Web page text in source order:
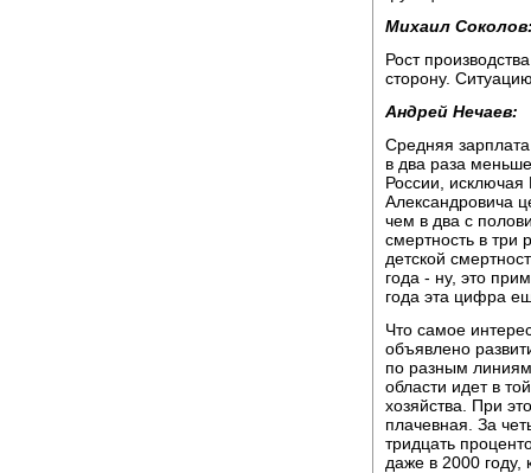
Михаил
Рост
сторону.
Андрей Нечаев:
Средняя
в два раза
России, исключая
Александровича
чем в два с
смертность в три
детской
года - ну, это
года эта цифра
Что самое
объявлено
по разным
области идет в
хозяйства. При
плачевная. За
тридцать
даже в 2000